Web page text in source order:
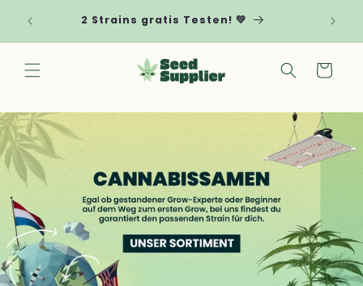
Inhalt
2 Strains gratis Testen! 💚
Warenkorb